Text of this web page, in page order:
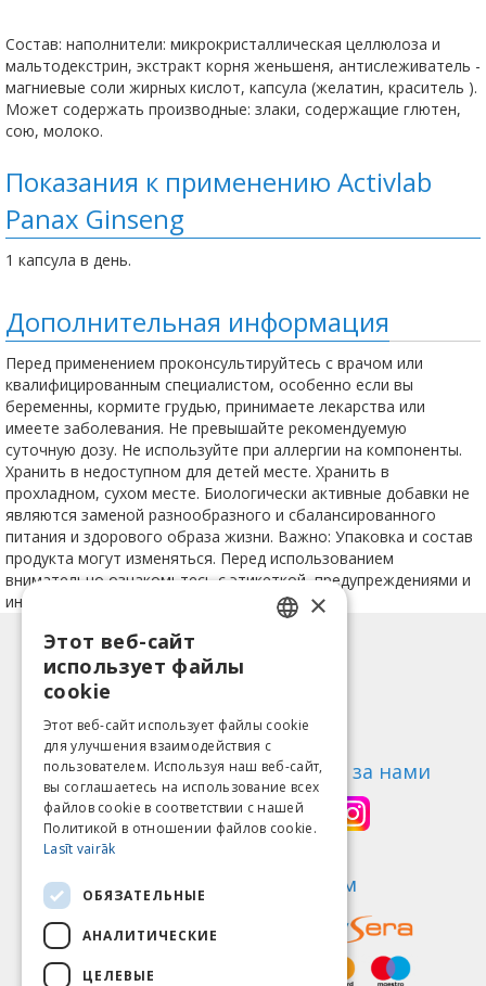
Состав: наполнители: микрокристаллическая целлюлоза и
мальтодекстрин, экстракт корня женьшеня, антислеживатель -
магниевые соли жирных кислот, капсула (желатин, краситель ).
Может содержать производные: злаки, содержащие глютен,
сою, молоко.
Показания к применению Activlab
Panax Ginseng
1 капсула в день.
Дополнительная информация
Перед применением проконсультируйтесь с врачом или
квалифицированным специалистом, особенно если вы
беременны, кормите грудью, принимаете лекарства или
имеете заболевания. Не превышайте рекомендуемую
суточную дозу. Не используйте при аллергии на компоненты.
Хранить в недоступном для детей месте. Хранить в
прохладном, сухом месте. Биологически активные добавки не
являются заменой разнообразного и сбалансированного
питания и здорового образа жизни. Важно: Упаковка и состав
продукта могут изменяться. Перед использованием
внимательно ознакомьтесь с этикеткой, предупреждениями и
инструкцией.
Информация
Возврат товара
О нас
Контакты
Правила пользования
Политика конфиденциальности
Следи за нами
Найди нас Мы принимаем
LITHUANIAN
ESTONIAN
RUSSIAN
×
Этот веб-сайт
использует файлы
cookie
Этот веб-сайт использует файлы cookie
для улучшения взаимодействия с
пользователем. Используя наш веб-сайт,
вы соглашаетесь на использование всех
файлов cookie в соответствии с нашей
Политикой в ​​отношении файлов cookie.
Lasīt vairāk
ОБЯЗАТЕЛЬНЫЕ
АНАЛИТИЧЕСКИЕ
ЦЕЛЕВЫЕ